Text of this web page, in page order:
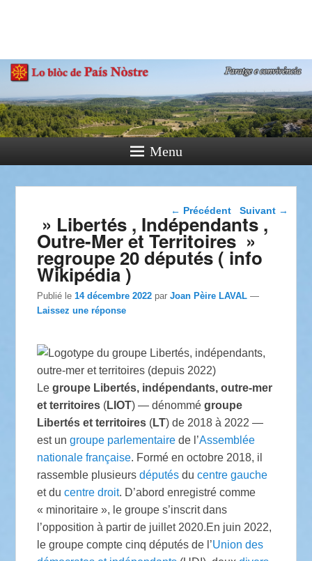
Paratge e Convivència
Menu
Navigation dans les
articles
← Précédent Suivant →
» Libertés , Indépendants ,
Outre-Mer et Territoires »
regroupe 20 députés ( info
Wikipédia )
Publié le14 décembre 2022 parJoan Pèire LAVAL —
Laissez une réponse
Legroupe Libertés, indépendants, outre-mer
et territoires (LIOT) — dénommégroupe
Libertés et territoires (LT) de 2018 à 2022 —
est ungroupe parlementaire de l’Assemblée
nationale française. Formé enoctobre 2018, il
rassemble plusieursdéputés ducentre gauche
et ducentre droit. D’abord enregistré comme
« minoritaire », le groupe s’inscrit dans
l’opposition à partir de juillet 2020.En juin 2022,
le groupe compte cinq députés de l’Union des